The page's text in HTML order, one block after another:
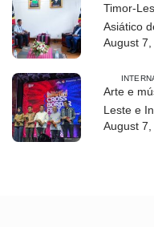
Timor-
Asiático
August 7,
Arte e
Leste e
August 7,